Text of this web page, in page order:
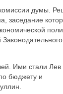
думы.
заседание
Ими стали Лев
бюджету и